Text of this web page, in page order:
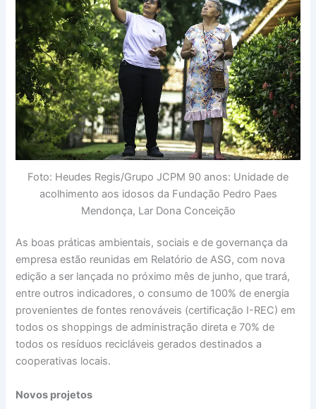
Foto: Heudes Regis/Grupo JCPM 90 anos: Unidade de
acolhimento aos idosos da Fundação Pedro Paes
Mendonça, Lar Dona Conceição
As boas práticas ambientais, sociais e de governança da
empresa estão reunidas em Relatório de ASG, com nova
edição a ser lançada no próximo mês de junho, que trará,
entre outros indicadores, o consumo de 100% de energia
provenientes de fontes renováveis (certificação I-REC) em
todos os shoppings de administração direta e 70% de
todos os resíduos recicláveis gerados destinados a
cooperativas locais.
Novos projetos